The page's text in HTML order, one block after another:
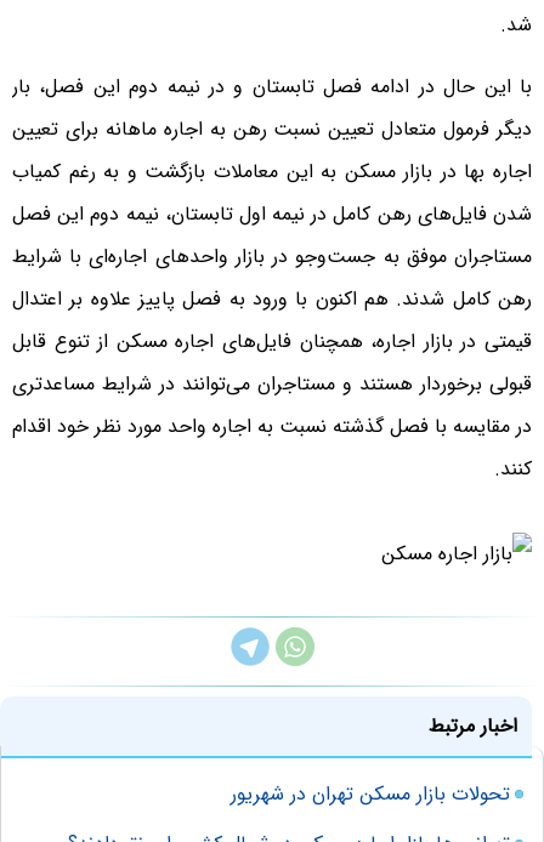
شد.
با این حال در ادامه فصل تابستان و در نیمه دوم این فصل، بار
دیگر فرمول متعادل تعیین نسبت رهن به اجاره ماهانه برای تعیین
اجاره بها در بازار مسکن به این معاملات بازگشت و به رغم کمیاب
شدن فایل‌های رهن کامل در نیمه اول تابستان، نیمه دوم این فصل
مستاجران موفق به جست‌و‌جو در بازار واحدهای اجاره‌ای با شرایط
رهن کامل شدند. هم اکنون با ورود به فصل پاییز علاوه بر اعتدال
قیمتی در بازار اجاره، همچنان فایل‌های اجاره مسکن از تنوع قابل
قبولی برخوردار هستند و مستاجران می‌توانند در شرایط مساعدتری
در مقایسه با فصل گذشته نسبت به اجاره واحد مورد نظر خود اقدام
کنند.
اخبار مرتبط
تحولات بازار مسکن تهران در شهریور